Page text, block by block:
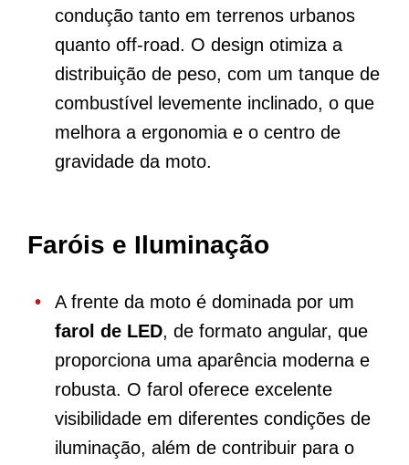
condução tanto em terrenos urbanos
quanto off-road. O design otimiza a
distribuição de peso, com um tanque de
combustível levemente inclinado, o que
melhora a ergonomia e o centro de
gravidade da moto.
Faróis e Iluminação
A frente da moto é dominada por um
farol de LED, de formato angular, que
proporciona uma aparência moderna e
robusta. O farol oferece excelente
visibilidade em diferentes condições de
iluminação, além de contribuir para o